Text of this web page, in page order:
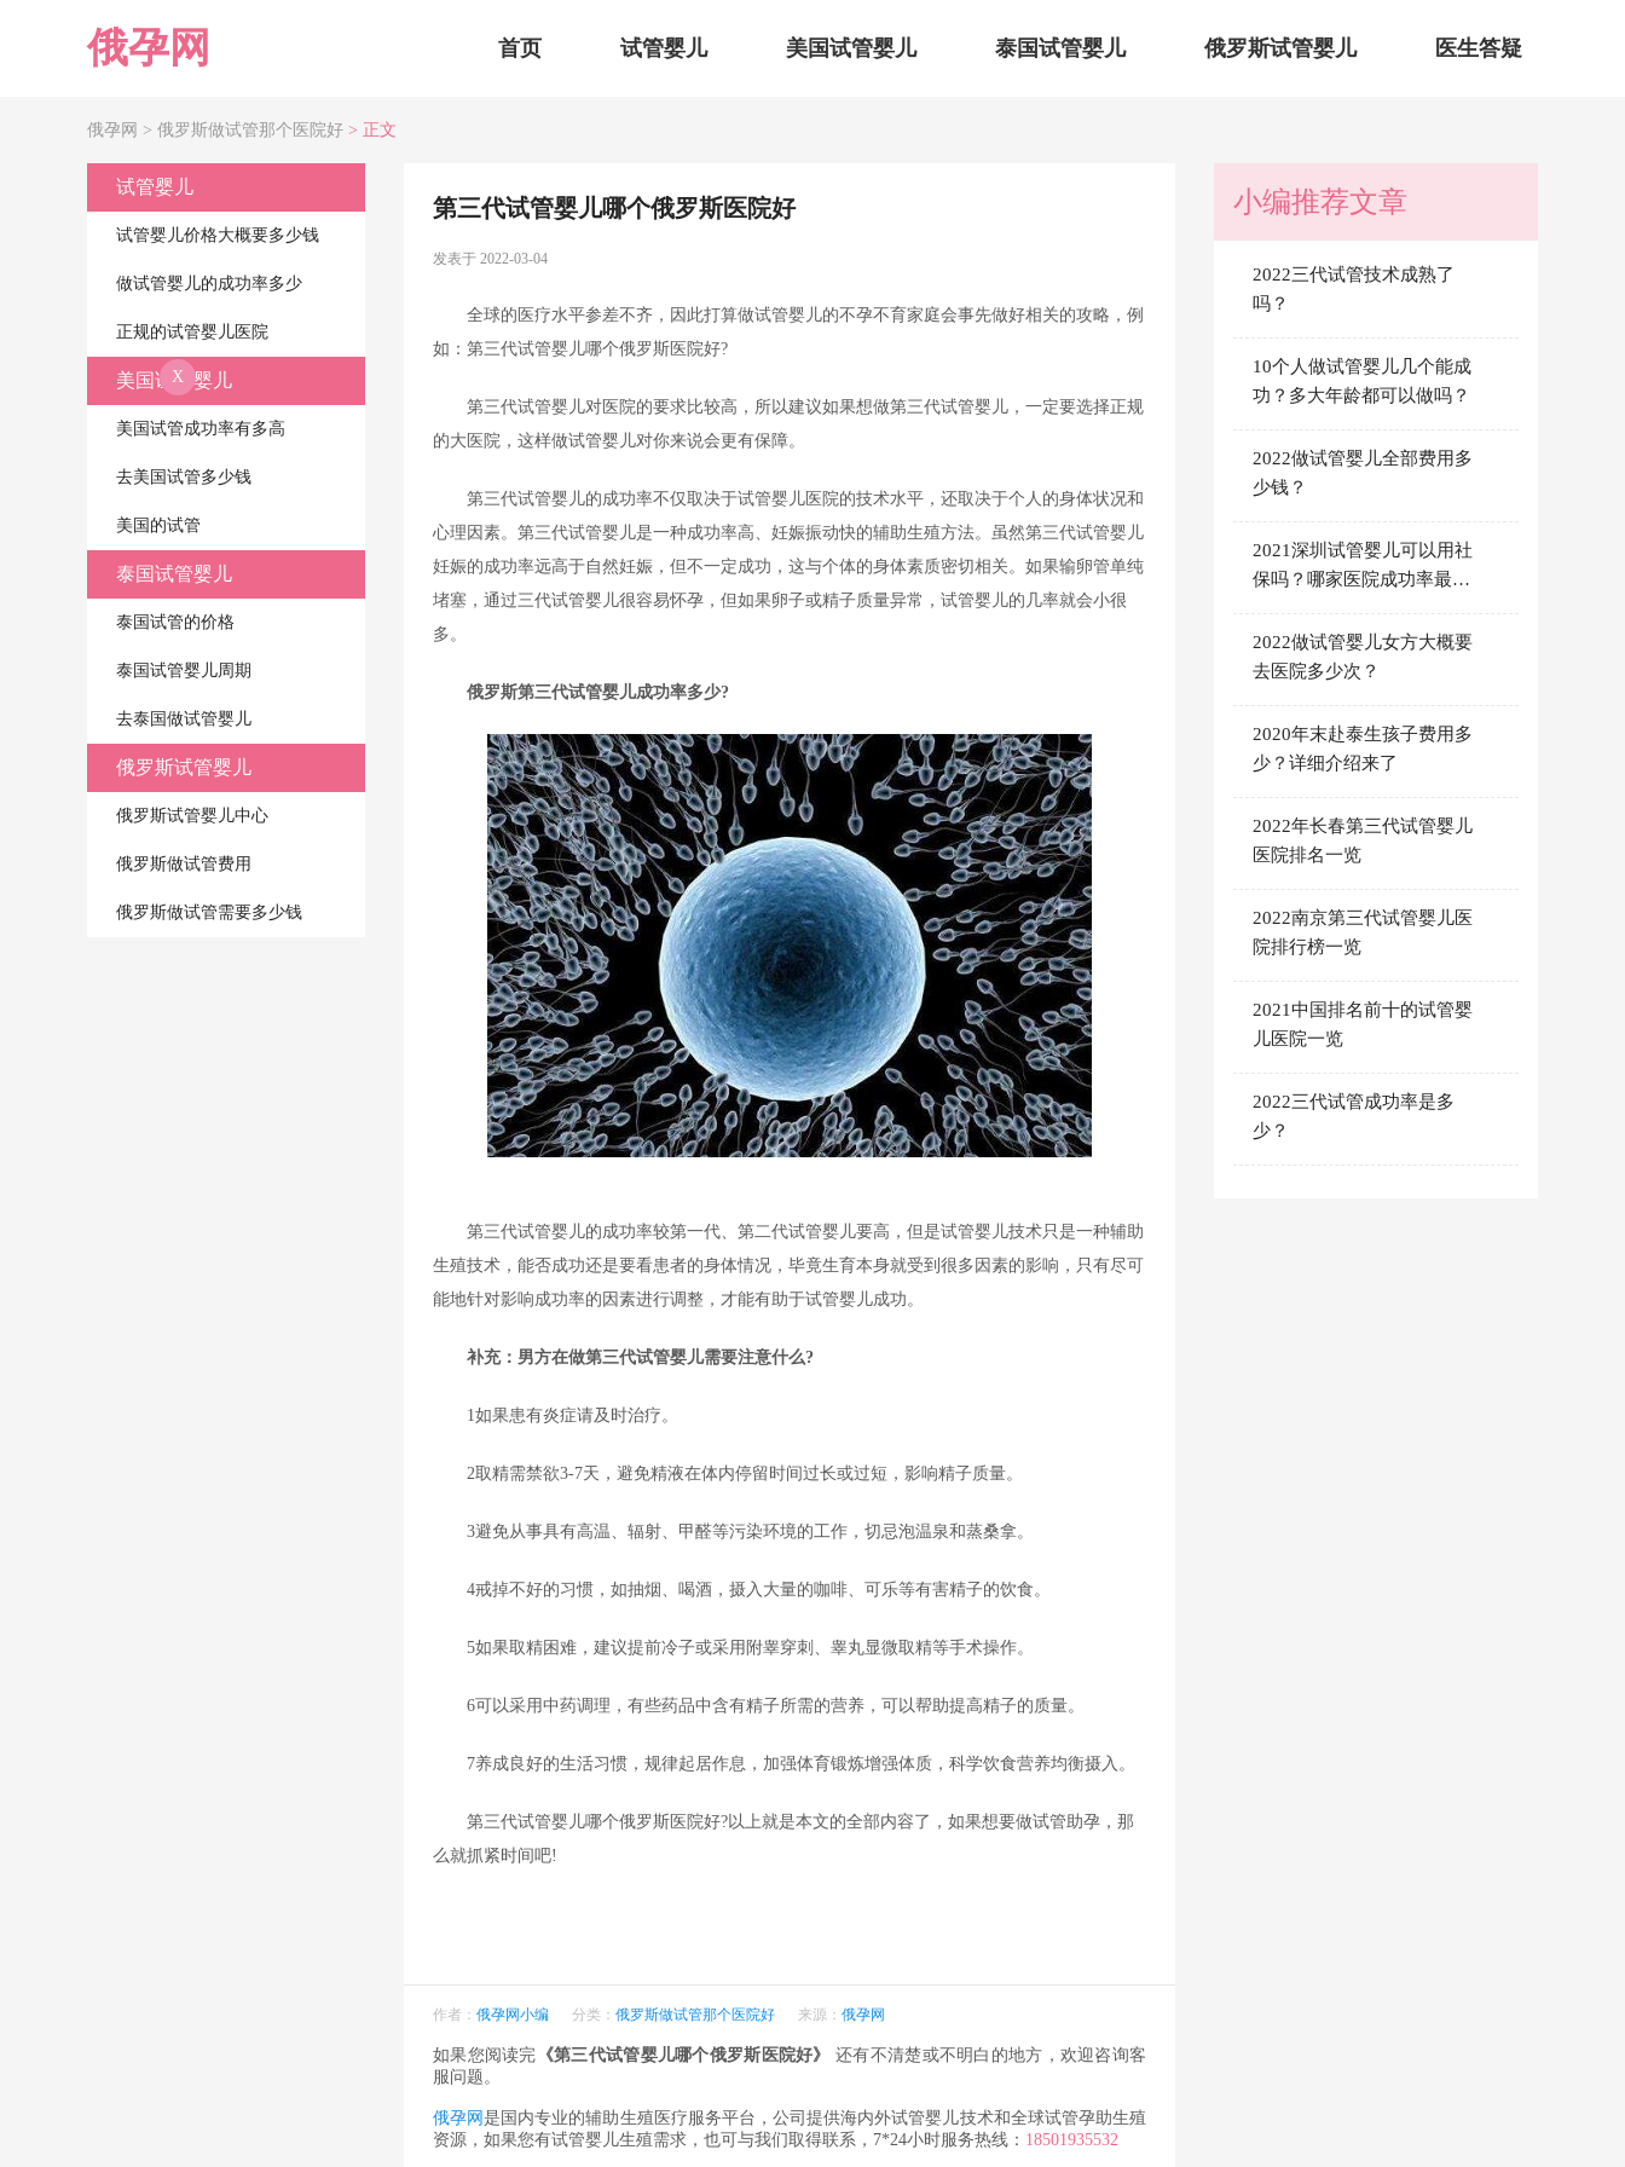
俄孕网 首页 试管婴儿 美国试管婴儿 泰国试管婴儿 俄罗斯试管婴儿 医生答疑
俄孕网 > 俄罗斯做试管那个医院好 > 正文
试管婴儿
试管婴儿价格大概要多少钱
做试管婴儿的成功率多少
正规的试管婴儿医院
美国试管婴儿
美国试管成功率有多高
去美国试管多少钱
美国的试管
泰国试管婴儿
泰国试管的价格
泰国试管婴儿周期
去泰国做试管婴儿
俄罗斯试管婴儿
俄罗斯试管婴儿中心
俄罗斯做试管费用
俄罗斯做试管需要多少钱
第三代试管婴儿哪个俄罗斯医院好
发表于 2022-03-04
全球的医疗水平参差不齐，因此打算做试管婴儿的不孕不育家庭会事先做好相关的攻略，例
如：第三代试管婴儿哪个俄罗斯医院好?
第三代试管婴儿对医院的要求比较高，所以建议如果想做第三代试管婴儿，一定要选择正规
的大医院，这样做试管婴儿对你来说会更有保障。
第三代试管婴儿的成功率不仅取决于试管婴儿医院的技术水平，还取决于个人的身体状况和
心理因素。第三代试管婴儿是一种成功率高、妊娠振动快的辅助生殖方法。虽然第三代试管婴儿
妊娠的成功率远高于自然妊娠，但不一定成功，这与个体的身体素质密切相关。如果输卵管单纯
堵塞，通过三代试管婴儿很容易怀孕，但如果卵子或精子质量异常，试管婴儿的几率就会小很
多。
俄罗斯第三代试管婴儿成功率多少?
第三代试管婴儿的成功率较第一代、第二代试管婴儿要高，但是试管婴儿技术只是一种辅助
生殖技术，能否成功还是要看患者的身体情况，毕竟生育本身就受到很多因素的影响，只有尽可
能地针对影响成功率的因素进行调整，才能有助于试管婴儿成功。
补充：男方在做第三代试管婴儿需要注意什么?
1如果患有炎症请及时治疗。
2取精需禁欲3-7天，避免精液在体内停留时间过长或过短，影响精子质量。
3避免从事具有高温、辐射、甲醛等污染环境的工作，切忌泡温泉和蒸桑拿。
4戒掉不好的习惯，如抽烟、喝酒，摄入大量的咖啡、可乐等有害精子的饮食。
5如果取精困难，建议提前冷子或采用附睾穿刺、睾丸显微取精等手术操作。
6可以采用中药调理，有些药品中含有精子所需的营养，可以帮助提高精子的质量。
7养成良好的生活习惯，规律起居作息，加强体育锻炼增强体质，科学饮食营养均衡摄入。
第三代试管婴儿哪个俄罗斯医院好?以上就是本文的全部内容了，如果想要做试管助孕，那
么就抓紧时间吧!
作者： 俄孕网小编 分类： 俄罗斯做试管那个医院好 来源： 俄孕网
如果您阅读完 《第三代试管婴儿哪个俄罗斯医院好》
还有不清楚或不明白的地方，欢迎咨询客
服问题。
俄孕网是国内专业的辅助生殖医疗服务平台，公司提供海内外试管婴儿技术和全球试管孕助生殖
资源，如果您有试管婴儿生殖需求，也可与我们取得联系，7*24小时服务热线： 18501935532
小编推荐文章
2022三代试管技术成熟了
吗？
10个人做试管婴儿几个能成
功？多大年龄都可以做吗？
2022做试管婴儿全部费用多
少钱？
2021深圳试管婴儿可以用社
保吗？哪家医院成功率最
2022做试管婴儿女方大概要
去医院多少次？
2020年末赴泰生孩子费用多
少？详细介绍来了
2022年长春第三代试管婴儿
医院排名一览
2022南京第三代试管婴儿医
院排行榜一览
2021中国排名前十的试管婴
儿医院一览
2022三代试管成功率是多
少？
X